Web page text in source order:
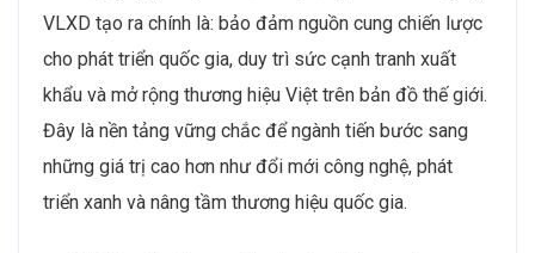
VLXD tạo ra chính là: bảo đảm nguồn cung chiến lược
cho phát triển quốc gia, duy trì sức cạnh tranh xuất
khẩu và mở rộng thương hiệu Việt trên bản đồ thế giới.
Đây là nền tảng vững chắc để ngành tiến bước sang
những giá trị cao hơn như đổi mới công nghệ, phát
triển xanh và nâng tầm thương hiệu quốc gia.